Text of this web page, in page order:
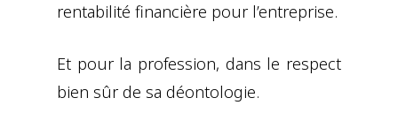
rentabilité financière pour l’entreprise.
Et pour la profession, dans le respect
bien sûr de sa déontologie.